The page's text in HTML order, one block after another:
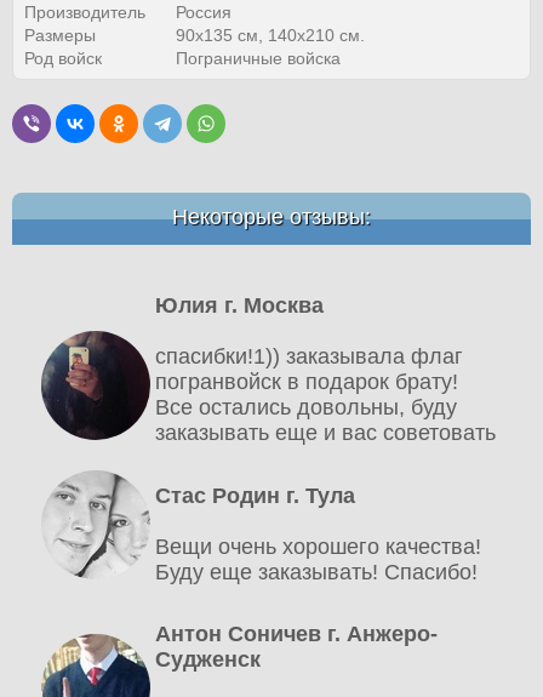
Производитель
Россия
Размеры
90х135 см, 140х210 см.
Род войск
Пограничные войска
Некоторые отзывы:
Юлия г. Москва
спасибки!1)) заказывала флаг
погранвойск в подарок брату!
Все остались довольны, буду
заказывать еще и вас советовать
Стас Родин г. Тула
Вещи очень хорошего качества!
Буду еще заказывать! Спасибо!
Антон Соничев г. Анжеро-
Судженск